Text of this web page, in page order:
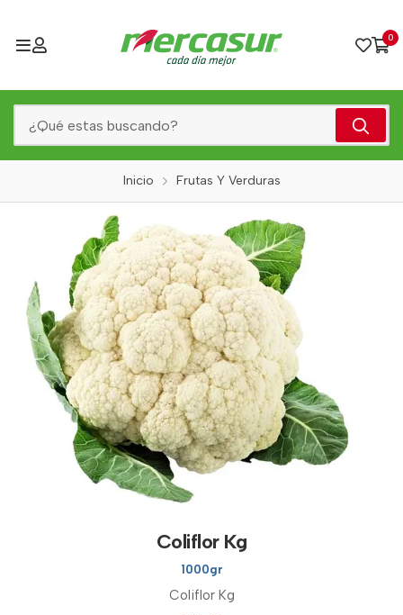
0
Inicio Frutas Y Verduras
Coliflor Kg
1000gr
Coliflor Kg